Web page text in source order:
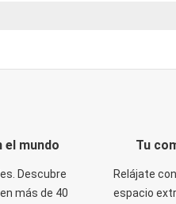
el mundo
Descubre
más de 40
Tu
Relájate
espacio